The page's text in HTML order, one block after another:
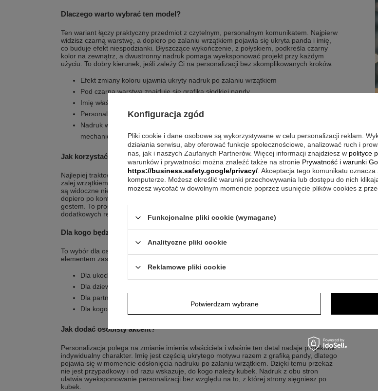
Dlaczego warto wybrać ten model?
Ten wariant łączy praktyczny przedmiot z czytelnym, personalnym komunikatem. Najpierw
widzisz czarną warstwę, a dopiero po zalaniu wrzątkiem pojawia się ukryta panda i imię,
co buduje efekt niespodzianki. Błyszczące wykończenie, z połyskiem, podkreśla czarny
kolor na zewnątrz, a dwustronny nadruk pomaga wyeksponować projekt przy każdym
użyciu. To dobry kierunek, jeśli zależy Ci na personalizacji bez skomplikowanych kroków.
Efekt zmiany koloru ujawnia ukryty nadruk po zalaniu wrzątkiem
Pod czarną warstwą znajduje się grafika słodkiej pandy
Imię właściciela podlega indywidualnej zmianie
Personalizowany nadruk wykonano z obu stron kubka
Nadruk wykonany jest techniką sublimacji o wysokiej odporności na zniszczenia
mechaniczne oraz chemiczne
Jak korzystać z niego na co dzień?
Najlepiej traktować go jak stały element porannego rytuału: przygotuj ulubiony napój i
zalej wrzątkiem, aby odsłonić ukryty motyw. Dwustronny nadruk sprawia, że grafika i imię
są widoczne niezależnie od tego, jak trzymasz kubek. Ponieważ projekt pojawia się
dopiero po kontakcie z gorącą wodą, każde użycie może być małym, powtarzalnym
gestem. To prosty sposób, by w codzienności wracać do wspólnej symboliki bez
dodatkowych rekwizytów.
Dla kogo będzie najbardziej trafiony?
To wybór dla osób, które lubią praktyczne prezenty z osobistym akcentem oraz
elementem zaskoczenia.
Dla ukochanej osoby, gdy szukasz drobnego prezentu na walentynki
Dla dziewczyny, która doceni motyw słodkiej pandy ukryty pod czarną warstwą
Dla partnera, który lubi użytkowe upominki do codziennej kawy
Dla kogoś, komu chcesz podarować kubek z imieniem właściciela
Jak dodać osobisty akcent?
Personalizacja polega na zmianie imienia właściciela i właśnie ten detal nadaje projektowi
indywidualny charakter. Imię jest częścią ukrytego motywu razem z grafiką pandy, dlatego
pojawia się w momencie odsłonięcia nadruku po zalaniu wrzątkiem. Dzięki temu przekaz
nie jest przypadkowy i od razu wskazuje, do kogo należy kubek. Nadruk z obu stron
ułatwia wyeksponowanie personalizacji bez względu na to, z której strony sięgniesz po
kubek.
Konfiguracja zgód
Pliki cookie i dane osobowe są wykorzystywane w celu personalizacji reklam.
działania serwisu, aby oferować funkcje społecznościowe, analizować ruch i
nas, jak i naszych Zaufanych Partnerów. Więcej informacji znajdziesz w polityce
warunków i prywatności można znaleźć także na stronie Prywatność i warunki
https://business.safety.google/privacy/ . Akceptacja tego komunikatu
komputerze. Możesz określić warunki przechowywania lub dostępu do nich
możesz wycofać w dowolnym momencie poprzez usunięcie plików cookies z
Funkcjonalne pliki cookie (wymagane)
Analityczne pliki cookie
Reklamowe pliki cookie
Potwierdzam wybrane